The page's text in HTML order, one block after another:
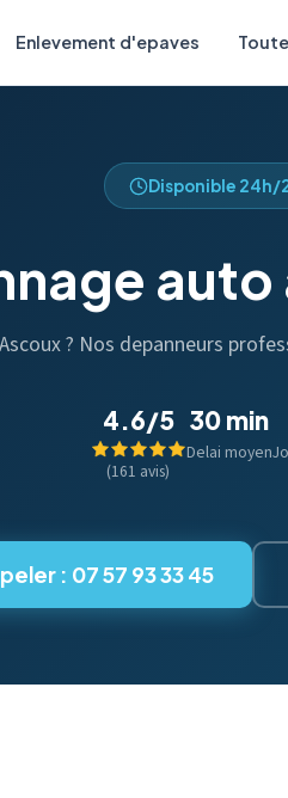
Enlevement d'epaves
Disponible 24h/
auto
? Nos depanneurs
4.6/5
(161 avis)
30 min
Delai moyen
: 07 57 93 33 45